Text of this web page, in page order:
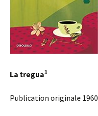
La tregua1
Publication originale 1960